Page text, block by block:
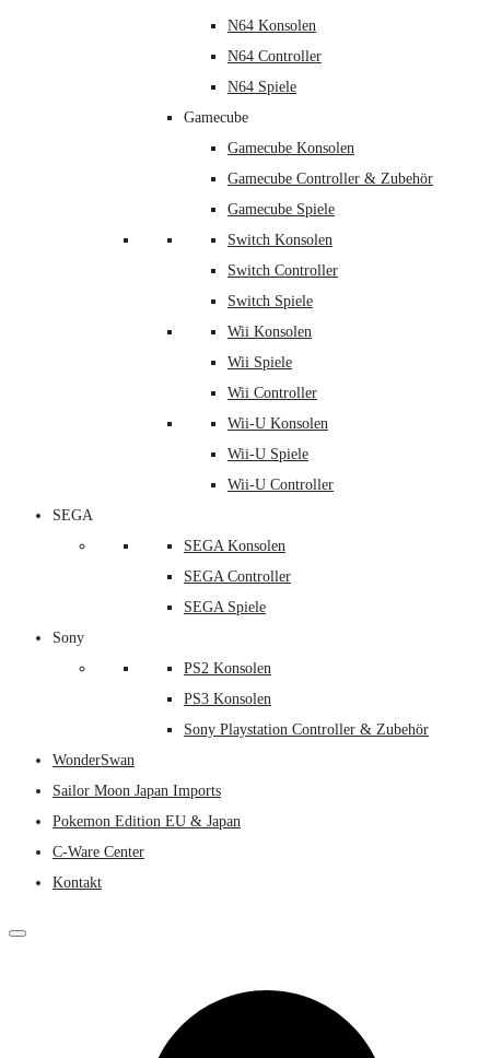
N64 Konsolen
N64 Controller
N64 Spiele
Gamecube
Gamecube Konsolen
Gamecube Controller & Zubehör
Gamecube Spiele
Switch Konsolen
Switch Controller
Switch Spiele
Wii Konsolen
Wii Spiele
Wii Controller
Wii-U Konsolen
Wii-U Spiele
Wii-U Controller
SEGA
SEGA Konsolen
SEGA Controller
SEGA Spiele
Sony
PS2 Konsolen
PS3 Konsolen
Sony Playstation Controller & Zubehör
WonderSwan
Sailor Moon Japan Imports
Pokemon Edition EU & Japan
C-Ware Center
Kontakt